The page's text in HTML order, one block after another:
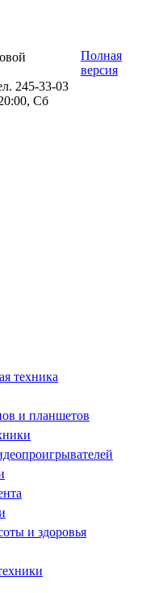
245-33-03
Сб
Полная
версия
техника
и планшетов
и здоровья